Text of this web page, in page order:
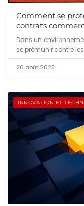
Comment se
contrats
Dans un
se prémunir contre
26 août 2025
INNOVATION ET